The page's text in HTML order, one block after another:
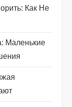
Как Не
Маленькие